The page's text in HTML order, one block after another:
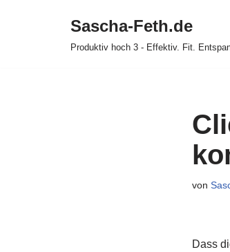
Sascha-Feth.de
Produktiv hoch 3 - Effektiv. Fit.
von
Dass